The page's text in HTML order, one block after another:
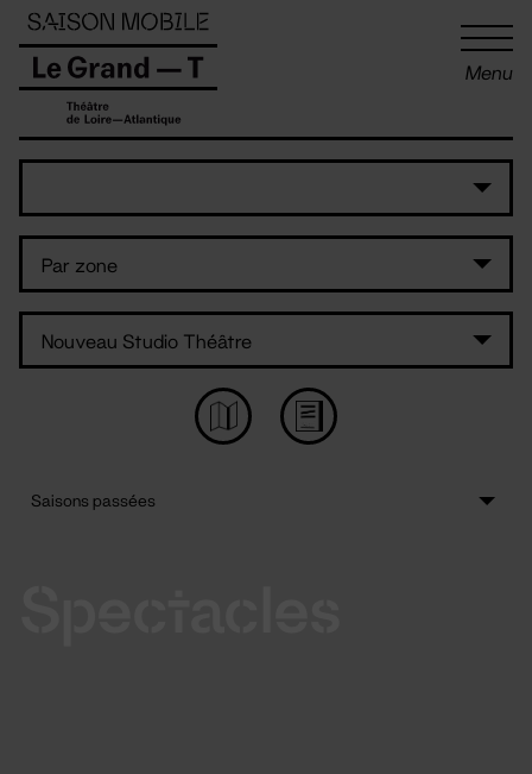
Menu
Panneau de gestion des cookies